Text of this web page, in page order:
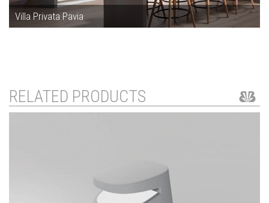
Villa Privata Pavia
RELATED PRODUCTS